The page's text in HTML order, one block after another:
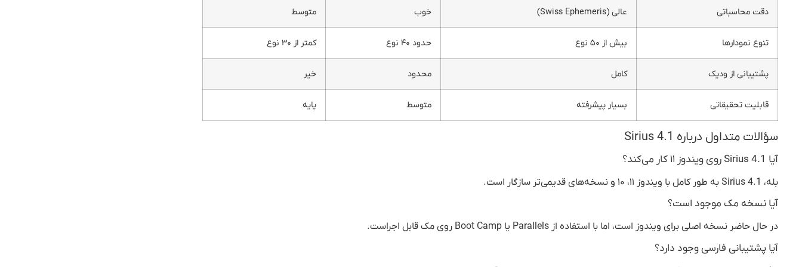
دقت محاسباتی عالی (Swiss Ephemeris) خوب متوسط
تنوع نمودارها بیش از ۵۰ نوع حدود ۴۰ نوع کمتر از ۳۰ نوع
پشتیبانی از ودیک کامل محدود خیر
قابلیت تحقیقاتی بسیار پیشرفته متوسط پایه
سؤالات متداول درباره Sirius 4.1
آیا Sirius 4.1 روی ویندوز ۱۱ کار می‌کند؟
بله، Sirius 4.1 به طور کامل با ویندوز ۱۱، ۱۰ و نسخه‌های قدیمی‌تر سازگار است.
آیا نسخه مک موجود است؟
در حال حاضر نسخه اصلی برای ویندوز است، اما با استفاده از Parallels یا Boot Camp روی مک قابل اجراست.
آیا پشتیبانی فارسی وجود دارد؟